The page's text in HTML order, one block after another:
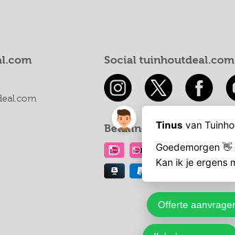
Social tuinhoutdeal.com
Betaling